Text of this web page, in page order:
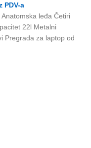
PDV-a
leđa Četiri
22l Metalni
Pregrada za laptop od